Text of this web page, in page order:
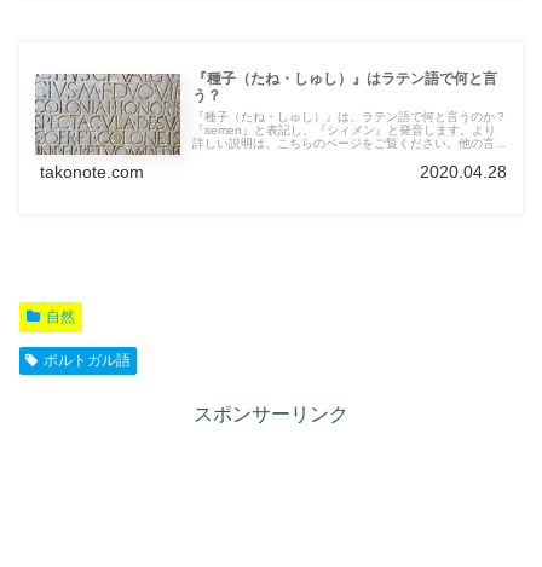
『種子（たね・しゅし）』はラテン語で何と言
う？
『種子（たね・しゅし）』は、ラテン語で何と言うのか？
『semen』と表記し、『シィメン』と発音します。より
詳しい説明は、こちらのページをご覧ください。他の言語
takonote.com 2020.04.28
自然
ポルトガル語
スポンサーリンク